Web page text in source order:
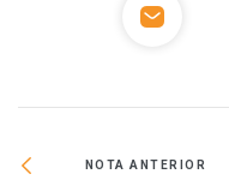
NOTA ANTERIOR